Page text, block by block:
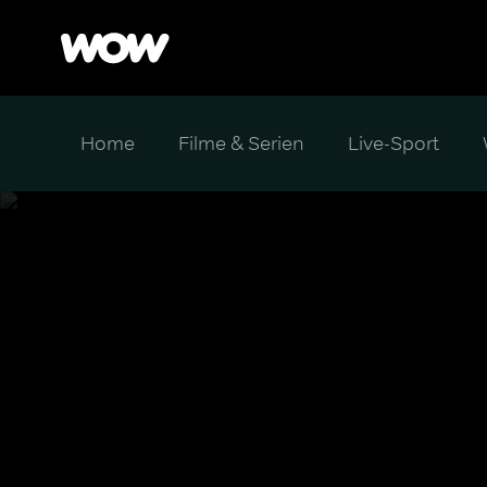
Home Filme & Serien Live-Sport